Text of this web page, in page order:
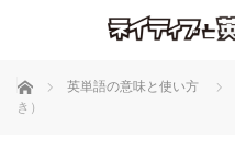
ホーム 英単語の意味と使い方
き）